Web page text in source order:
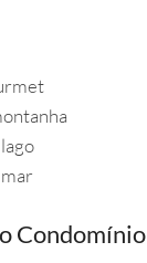
Condomínio